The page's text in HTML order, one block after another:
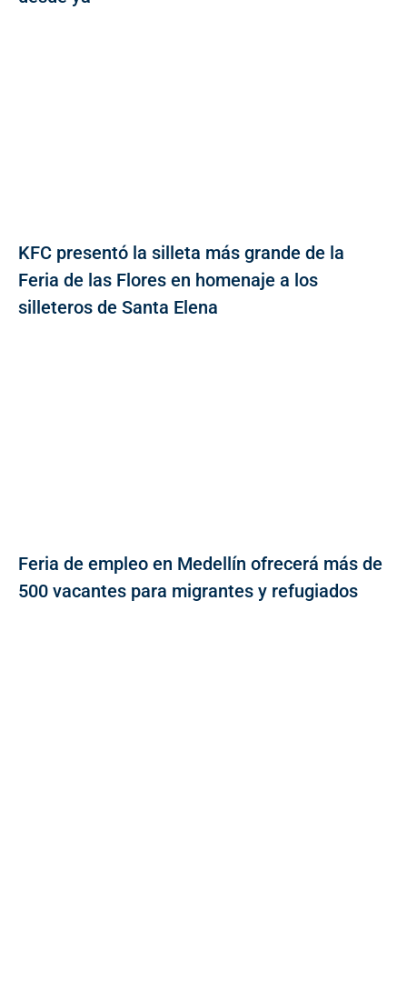
KFC presentó la silleta más grande de la
Feria de las Flores en homenaje a los
silleteros de Santa Elena
Feria de empleo en Medellín ofrecerá más de
500 vacantes para migrantes y refugiados